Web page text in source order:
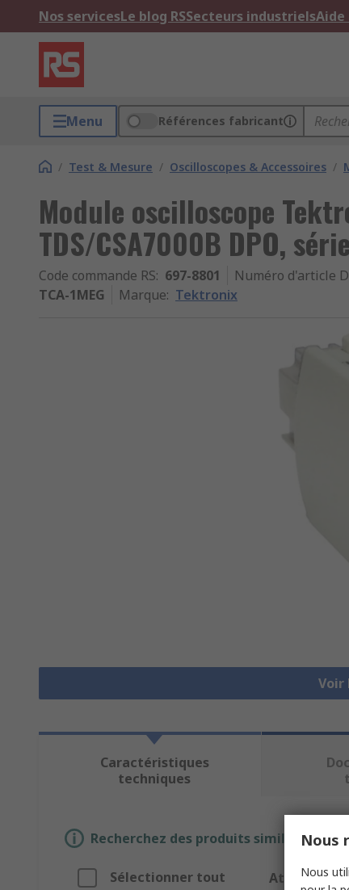
Nos servicesLe blog RSSecteurs industrielsAide
Menu Références fabricant
/ Test & Mesure / Oscilloscopes & Accessoires /
Module oscilloscope
TDS/CSA7000B DPO,
Code commande RS: 697-8801 Numéro d'article
TCA-1MEG
Marque: Tektronix
Voir
Caractéristiques
techniques
Recherchez des produits similaires en
Sélectionner tout Attribut
Nous
Nous